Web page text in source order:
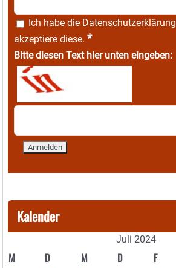
Ich habe die Datenschutzerklärung
akzeptiere diese. *
Bitte diesen Text hier unten eingeben:
Kalender
Juli 2024
M D M D F